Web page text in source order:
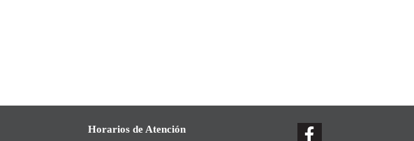
Horarios de Atención